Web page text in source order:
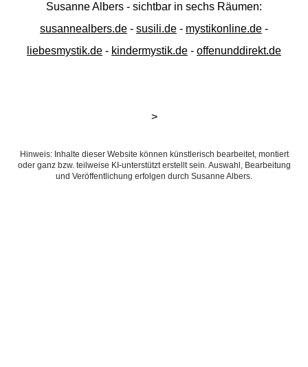
Susanne Albers - sichtbar in sechs Räumen:
susannealbers.de - susili.de - mystikonline.de -
liebesmystik.de - kindermystik.de - offenunddirekt.de
>
Hinweis: Inhalte dieser Website können künstlerisch bearbeitet, montiert
oder ganz bzw. teilweise KI-unterstützt erstellt sein. Auswahl, Bearbeitung
und Veröffentlichung erfolgen durch Susanne Albers.